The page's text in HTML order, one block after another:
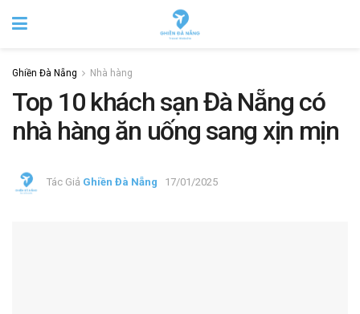
Ghiền Đà Nẵng Nhà hàng
Top 10 khách sạn Đà Nẵng có
nhà hàng ăn uống sang xịn mịn
Tác Giả Ghiền Đà Nẵng 17/01/2025